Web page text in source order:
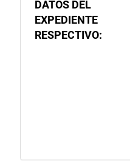
DATOS DEL
EXPEDIENTE
RESPECTIVO: